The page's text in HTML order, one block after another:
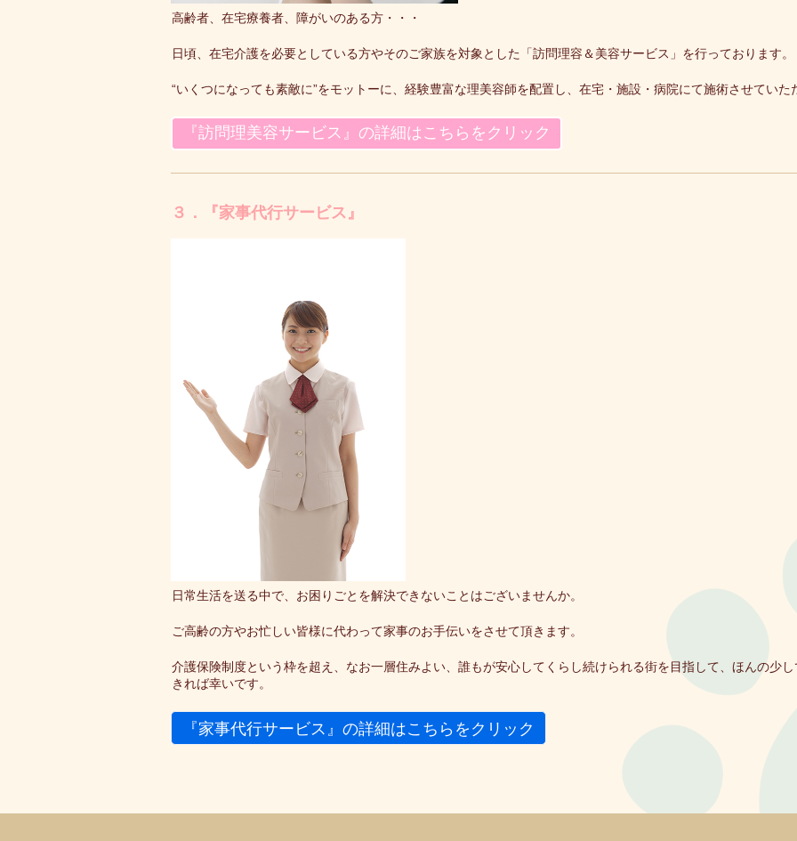
高齢者、在宅療養者、障がいのある方・・・
日頃、在宅介護を必要としている方やそのご家族を対象とした「訪問理容＆美容サービス」を行っております。
“いくつになっても素敵に”をモットーに、経験豊富な理美容師を配置し、在宅・施設・病院にて施術させていた
『訪問理美容サービス』の詳細はこちらをクリック
３．『家事代行サービス』
日常生活を送る中で、お困りごとを解決できないことはございませんか。
ご高齢の方やお忙しい皆様に代わって家事のお手伝いをさせて頂きます。
介護保険制度という枠を超え、なお一層住みよい、誰もが安心してくらし続けられる街を目指して、ほんの少
きれば幸いです。
『家事代行サービス』の詳細はこちらをクリック